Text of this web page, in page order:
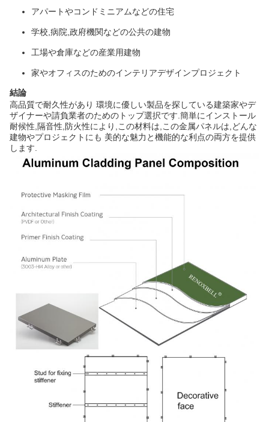
アパートやコンドミニアムなどの住宅
学校,病院,政府機関などの公共の建物
工場や倉庫などの産業用建物
家やオフィスのためのインテリアデザインプロジェクト
結論
高品質で耐久性があり 環境に優しい製品を探している建築家やデ
ザイナーや請負業者のためのトップ選択です.簡単にインストール
耐候性,隔音性,防火性により,この材料は,この金属パネルは,どんな
建物やプロジェクトにも 美的な魅力と機能的な利点の両方を提供
します.